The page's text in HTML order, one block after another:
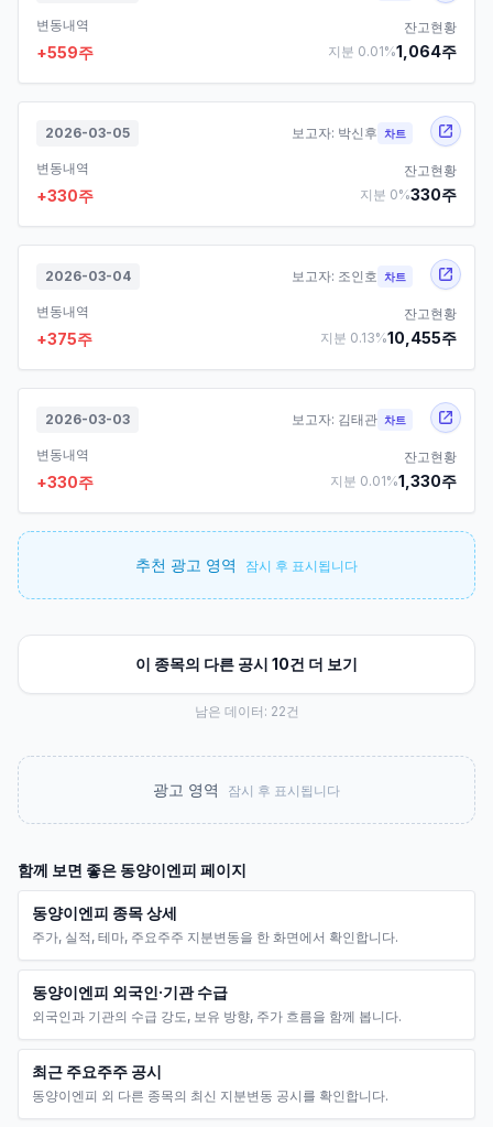
변동내역
+559주
잔고현황
지분 0.01%1,064주
2026-03-05 보고자: 박신후 차트
변동내역
+330주
잔고현황
지분 0%330주
2026-03-04 보고자: 조인호 차트
변동내역
+375주
잔고현황
지분 0.13%10,455주
2026-03-03 보고자: 김태관 차트
변동내역
+330주
잔고현황
지분 0.01%1,330주
추천 광고 영역 잠시 후 표시됩니다
이 종목의 다른 공시 10건 더 보기
남은 데이터: 22건
광고 영역 잠시 후 표시됩니다
함께 보면 좋은 동양이엔피 페이지
동양이엔피 종목 상세
주가, 실적, 테마, 주요주주 지분변동을 한 화면에서 확인합니다.
동양이엔피 외국인·기관 수급
외국인과 기관의 수급 강도, 보유 방향, 주가 흐름을 함께 봅니다.
최근 주요주주 공시
동양이엔피 외 다른 종목의 최신 지분변동 공시를 확인합니다.